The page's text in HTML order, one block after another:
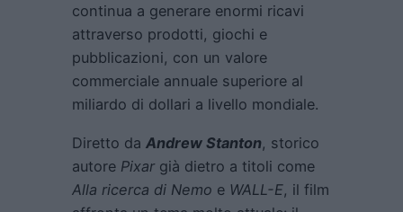
continua a generare enormi ricavi
attraverso prodotti, giochi e
pubblicazioni, con un valore
commerciale annuale superiore al
miliardo di dollari a livello mondiale.
Diretto da Andrew Stanton, storico
autore Pixargià dietro a titoli come
Alla ricerca di Nemo e WALL-E, il film